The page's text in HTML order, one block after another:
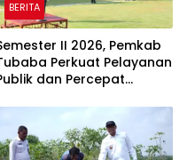
BERITA
II 2026, Pemkab
Perkuat Pelayanan
dan Percepat